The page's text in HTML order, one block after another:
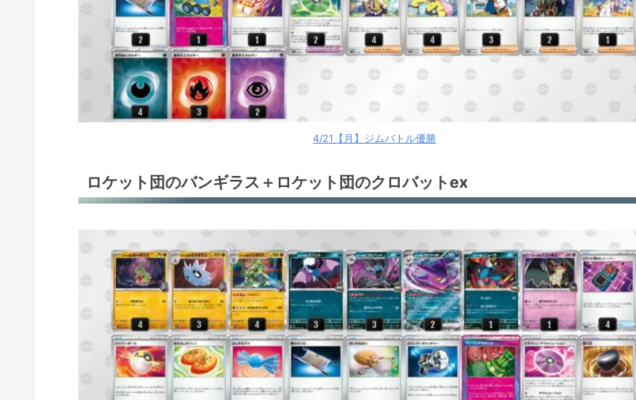
トドロクツキex
トドロクツキ
Nのゾロアークex
4/21【月】ジムバトル優勝
ロケット団のバンギラス＋ロケット団のクロバットex